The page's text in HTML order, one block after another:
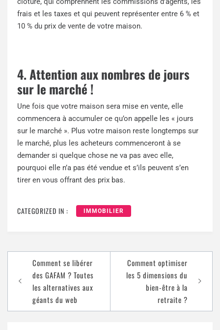
frais et les taxes et qui peuvent représenter entre 6 % et
10 % du prix de vente de votre maison.
4. Attention aux nombres de jours
sur le marché !
Une fois que votre maison sera mise en vente, elle
commencera à accumuler ce qu’on appelle les « jours
sur le marché ». Plus votre maison reste longtemps sur
le marché, plus les acheteurs commenceront à se
demander si quelque chose ne va pas avec elle,
pourquoi elle n’a pas été vendue et s’ils peuvent s’en
tirer en vous offrant des prix bas.
CATEGORIZED IN : IMMOBILIER
Comment se libérer
des GAFAM ? Toutes
les alternatives aux
géants du web
Comment optimiser
les 5 dimensions du
bien-être à la
retraite ?